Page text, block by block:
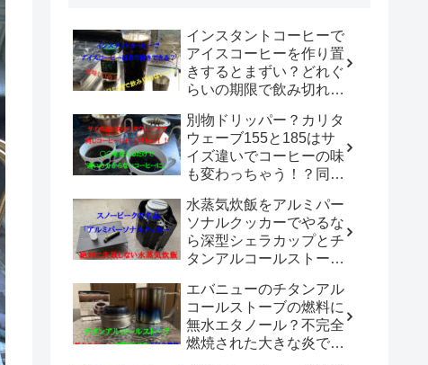
インスタントコーヒーで
アイスコーヒーを作り置
きするとまずい？どれぐ
らいの期限で飲み切れば
の？？
別物ドリッパー？カリタ
ウェーブ155と185はサ
イズ違いでコーヒーの味
も変わっちゃう！？同じ
違いを感じないコーヒー
を淹れる方法は？
水蒸気炊飯をアルミパー
ソナルクッカーでやるな
ら深型シェラカップとチ
タンアルコールストーブ
ンパクトにまとめられて
汎用性無限大！！
エバニューのチタンアル
コールストーブの燃料に
無水エタノール？不完全
燃焼された大きな炎でチ